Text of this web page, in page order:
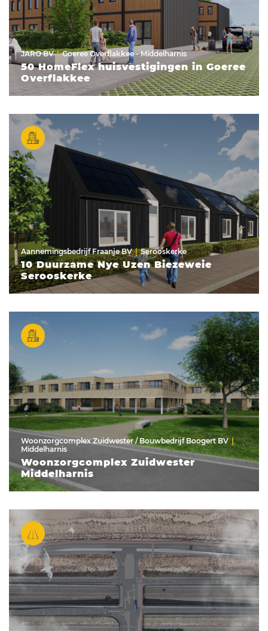
JARO BV Goeree Overflakkee - Middelharnis
50 HomeFlex huisvestigingen in Goeree
Overflakkee
Aannemingsbedrijf Fraanje BV Serooskerke
10 Duurzame Nye Uzen Biezeweie
Serooskerke
Woonzorgcomplex Zuidwester / Bouwbedrijf Boogert BV
Middelharnis
Woonzorgcomplex Zuidwester
Middelharnis